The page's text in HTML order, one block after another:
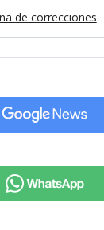
de correcciones